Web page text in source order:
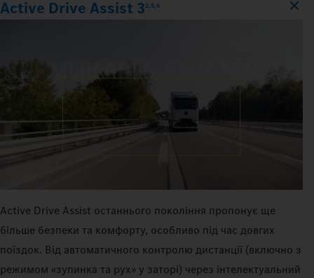
Active Drive Assist 32,5,6
Active Drive Assist останнього покоління пропонує ще
більше безпеки та комфорту, особливо під час довгих
поїздок. Від автоматичного контролю дистанції (включно з
режимом «зупинка та рух» у заторі) через інтелектуальний